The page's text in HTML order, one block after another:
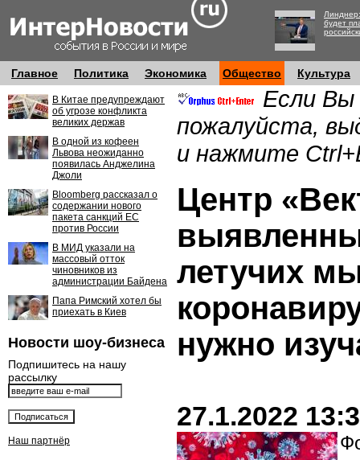
будет
Главное Политика Экономика Общество Культура
В Китае предупреждают
об угрозе конфликта
великих держав
В одной из кофеен
Львова неожиданно
появилась Анджелина
Джоли
Bloomberg рассказал о
содержании нового
пакета санкций ЕС
против России
В МИД указали на
массовый отток
чиновников из
администрации Байдена
Папа Римский хотел бы
приехать в Киев
Новости шоу-бизнеса
Подпишитесь на нашу
рассылку
Наш партнёр
Если Вы
пожалуйста,
и нажмите
Центр
летучих
нужно
27.1.2022